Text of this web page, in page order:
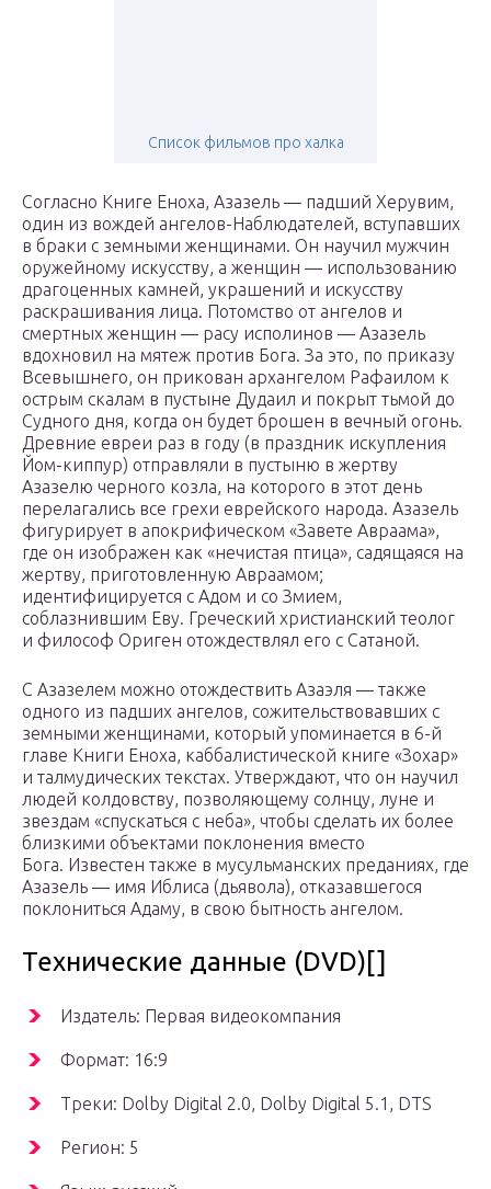
Список фильмов про халка
Согласно Книге Еноха, Азазель — падший Херувим,
один из вождей ангелов-Наблюдателей, вступавших
в браки с земными женщинами. Он научил мужчин
оружейному искусству, а женщин — использованию
драгоценных камней, украшений и искусству
раскрашивания лица. Потомство от ангелов и
смертных женщин — расу исполинов — Азазель
вдохновил на мятеж против Бога. За это, по приказу
Всевышнего, он прикован архангелом Рафаилом к
острым скалам в пустыне Дудаил и покрыт тьмой до
Судного дня, когда он будет брошен в вечный огонь.
Древние евреи раз в году (в праздник искупления
Йом-киппур) отправляли в пустыню в жертву
Азазелю черного козла, на которого в этот день
перелагались все грехи еврейского народа. Азазель
фигурирует в апокрифическом «Завете Авраама»,
где он изображен как «нечистая птица», садящаяся на
жертву, приготовленную Авраамом;
идентифицируется с Адом и со Змием,
соблазнившим Еву. Греческий христианский теолог
и философ Ориген отождествлял его с Сатаной.
С Азазелем можно отождествить Азаэля — также
одного из падших ангелов, сожительствовавших с
земными женщинами, который упоминается в 6-й
главе Книги Еноха, каббалистической книге «Зохар»
и талмудических текстах. Утверждают, что он научил
людей колдовству, позволяющему солнцу, луне и
звездам «спускаться с неба», чтобы сделать их более
близкими объектами поклонения вместо
Бога. Известен также в мусульманских преданиях, где
Азазель — имя Иблиса (дьявола), отказавшегося
поклониться Адаму, в свою бытность ангелом.
Технические данные (DVD)[]
Издатель: Первая видеокомпания
Формат: 16:9
Треки: Dolby Digital 2.0, Dolby Digital 5.1, DTS
Регион: 5